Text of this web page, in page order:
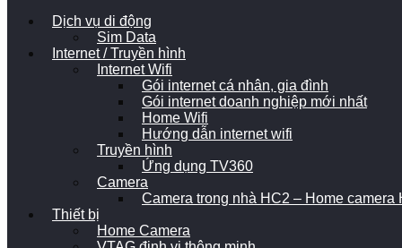
Dịch vụ di động
Sim Data
Internet / Truyền hình
Internet Wifi
Gói internet cá nhân, gia đình
Gói internet doanh nghiệp mới nhất
Home Wifi
Hướng dẫn internet wifi
Truyền hình
Ứng dụng TV360
Camera
Camera trong nhà HC2 – Home camera
Thiết bị
Home Camera